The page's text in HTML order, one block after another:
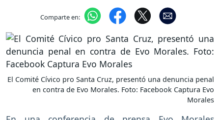
Comparte en:
El Comité Cívico pro Santa Cruz, presentó una denuncia penal
en contra de Evo Morales. Foto: Facebook Captura Evo
Morales